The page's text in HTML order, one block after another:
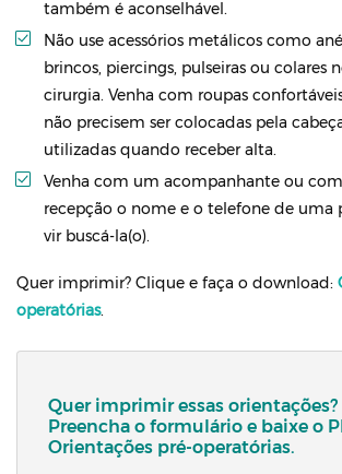
também é aconselhável.
Não use acessórios metálicos como
brincos, piercings, pulseiras ou colares
cirurgia. Venha com roupas
não precisem ser colocadas pela
utilizadas quando receber alta.
Venha com um acompanhante ou
recepção o nome e o telefone de uma
vir buscá-la(o).
Quer imprimir? Clique e faça o download:
operatórias.
Quer imprimir essas orientações?
Preencha o formulário e baixe o
Orientações pré-operatórias.